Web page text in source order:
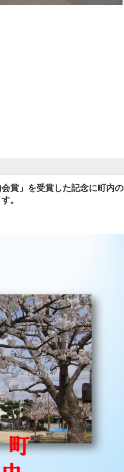
賞」を受賞した記念に町内の
。